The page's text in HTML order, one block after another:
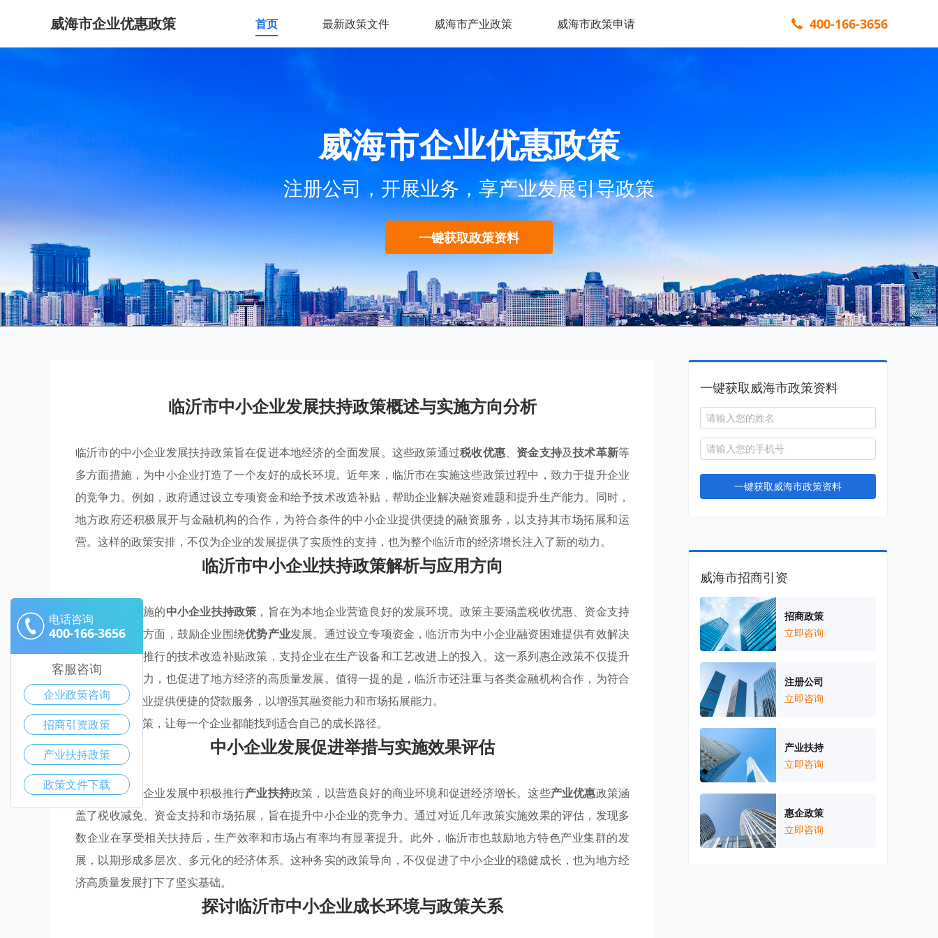
威海市企业优惠政策 首页 最新政策文件 威海市产业政策 威海市政策申请 400-166-3656
威海市企业优惠政策
注册公司，开展业务，享产业发展引导政策
一键获取政策资料
临沂市中小企业发展扶持政策概述与实施方向分析
临沂市的中小企业发展扶持政策旨在促进本地经济的全面发展。这些政策通过税收优惠、 资金支持及技术革新等
多方面措施，为中小企业打造了一个友好的成长环境。近年来，临沂市在实施这些政策过程中，致力于提升企业
的竞争力。例如，政府通过设立专项资金和给予技术改造补贴，帮助企业解决融资难题和提升生产能力。同时，
地方政府还积极展开与金融机构的合作，为符合条件的中小企业提供便捷的融资服务，以支持其市场拓展和运
营。这样的政策安排，不仅为企业的发展提供了实质性的支持，也为整个临沂市的经济增长注入了新的动力。
临沂市中小企业扶持政策解析与应用方向
临沂市积极实施的中小企业扶持政策 ，旨在为本地企业营造良好的发展环境。政策主要涵盖税收优惠、资金支持
与技术创新等方面，鼓励企业围绕优势产业发展。通过设立专项资金，临沂市为中小企业融资困难提供有效解决
方案。同时，推行的技术改造补贴政策，支持企业在生产设备和工艺改进上的投入。这一系列惠企政策不仅提升
了企业的竞争力，也促进了地方经济的高质量发展。值得一提的是，临沂市还注重与各类金融机构合作，为符合
条件的中小企业提供便捷的贷款服务，以增强其融资能力和市场拓展能力。
愿通过这些政策，让每一个企业都能找到适合自己的成长路径。
中小企业发展促进举措与实施效果评估
临沂市在中小企业发展中积极推行产业扶持政策，以营造良好的商业环境和促进经济增长。这些产业优惠政策涵
盖了税收减免、资金支持和市场拓展，旨在提升中小企业的竞争力。通过对近几年政策实施效果的评估，发现多
数企业在享受相关扶持后，生产效率和市场占有率均有显著提升。此外，临沂市也鼓励地方特色产业集群的发
展，以期形成多层次、多元化的经济体系。这种务实的政策导向，不仅促进了中小企业的稳健成长，也为地方经
济高质量发展打下了坚实基础。
探讨临沂市中小企业成长环境与政策关系
一键获取威海市政策资料
一键获取威海市政策资料
威海市招商引资
招商政策
立即咨询
注册公司
立即咨询
产业扶持
立即咨询
惠企政策
立即咨询
电话咨询
400-166-3656
客服咨询
企业政策咨询
招商引资政策
产业扶持政策
政策文件下载